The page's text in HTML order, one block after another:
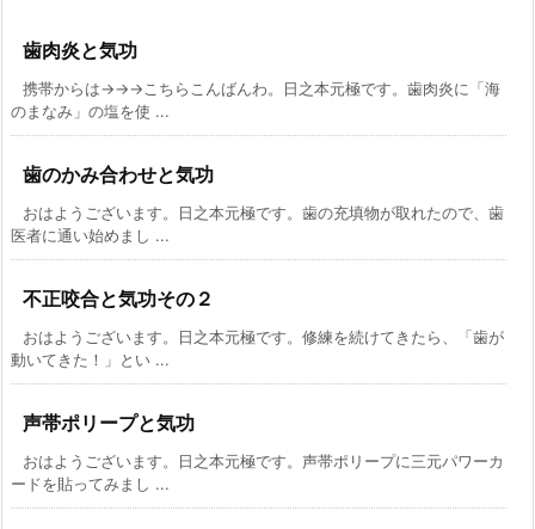
歯肉炎と気功
携帯からは→→→こちらこんばんわ。日之本元極です。歯肉炎に「海
のまなみ」の塩を使 ...
歯のかみ合わせと気功
おはようございます。日之本元極です。歯の充填物が取れたので、歯
医者に通い始めまし ...
不正咬合と気功その２
おはようございます。日之本元極です。修練を続けてきたら、「歯が
動いてきた！」とい ...
声帯ポリープと気功
おはようございます。日之本元極です。声帯ポリープに三元パワーカ
ードを貼ってみまし ...